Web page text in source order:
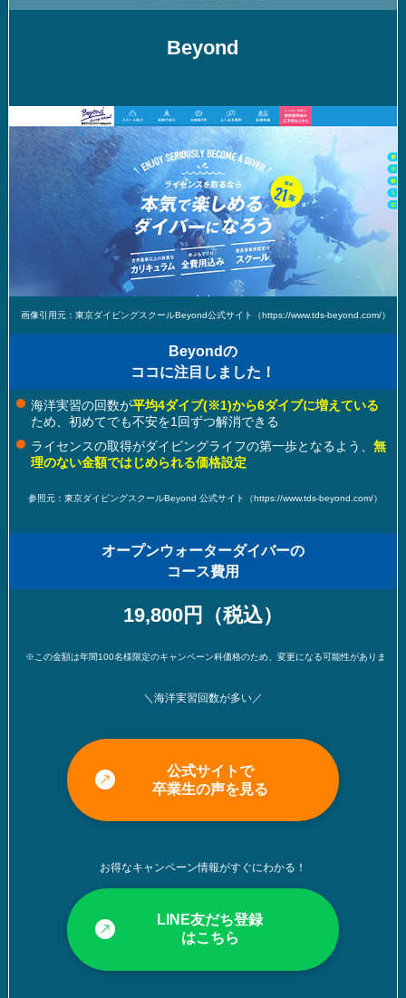
Beyond
画像引用元：東京ダイビングスクールBeyond公式サイト（https://www.tds-beyond.com/）
Beyondの
ココに注目しました！
海洋実習の回数が平均4ダイブ(※1)から6ダイブに増えている
ため、初めてでも不安を1回ずつ解消できる
ライセンスの取得がダイビングライフの第一歩となるよう、 無
理のない金額ではじめられる価格設定
参照元：東京ダイビングスクールBeyond 公式サイト（https://www.tds-beyond.com/）
オープンウォーターダイバーの
コース費用
19,800円（税込）
※この金額は年間100名様限定のキャンペーン科価格のため、変更になる可能性がありま
＼海洋実習回数が多い／
公式サイトで
卒業生の声を見る
お得なキャンペーン情報がすぐにわかる！
LINE友だち登録
はこちら